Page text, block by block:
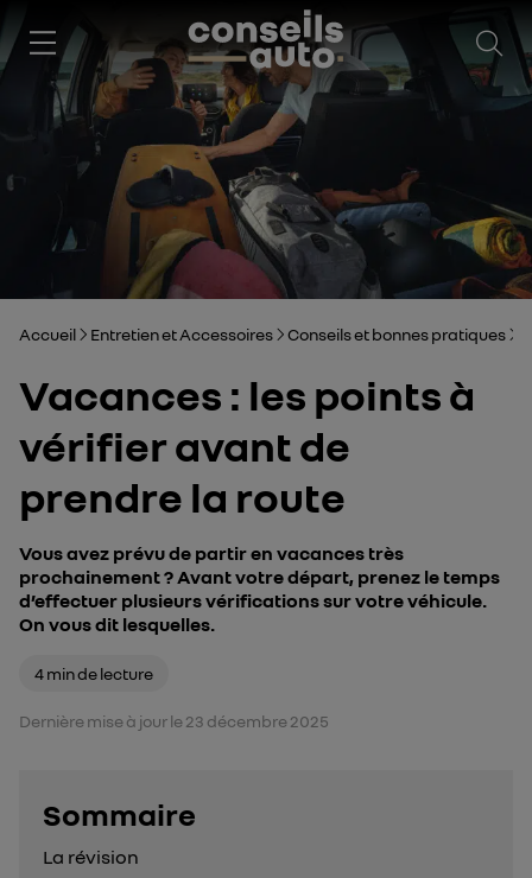
Accueil Entretien et Accessoires Conseils et bonnes pratiques
Vacances : les points à
vérifier avant de
prendre la route
Vous avez prévu de partir en vacances très
prochainement ? Avant votre départ, prenez le temps
d’effectuer plusieurs vérifications sur votre véhicule.
On vous dit lesquelles.
Dernière mise à jour le 23 décembre 2025
4 min de lecture
Sommaire
- appuyez sur le bouton
La révision